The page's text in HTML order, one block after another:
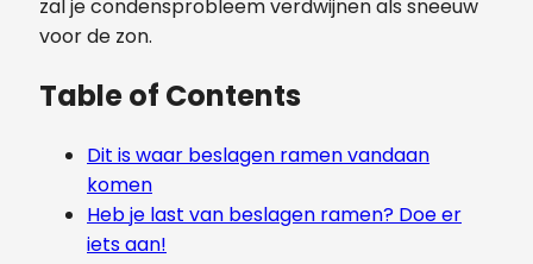
zal je condensprobleem verdwijnen als sneeuw
voor de zon.
Table of Contents
Dit is waar beslagen ramen vandaan
komen
Heb je last van beslagen ramen? Doe er
iets aan!